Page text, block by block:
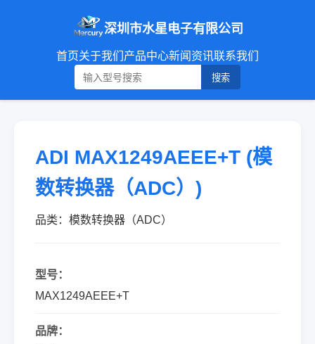
深圳市水星电子有限公司
首页关于我们 产品中心新闻资讯联系我们
搜索
ADI MAX1249AEEE+T (模
数转换器（ADC）)
品类：模数转换器（ADC）
型号：
MAX1249AEEE+T
品牌：